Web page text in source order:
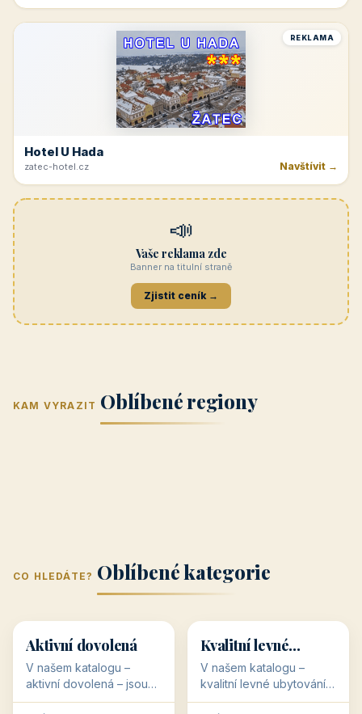
REKLAMA
Hotel U Hada
zatec-hotel.cz Navštívit →
📣
Vaše reklama zde
Banner na titulní straně
Zjistit ceník →
KAM VYRAZIT Oblíbené regiony
(Jihomoravský
kraj)
kraj)
Zlínský kraj Žilinský
Karlovarský
Střední Čechy
(Středočeský
CO HLEDÁTE? Oblíbené kategorie
🥾 36 objektů
Aktivní dovolená
V našem katalogu –
aktivní dovolená – jsou
pro Vás připraveny
💰
💰
34 objektů
Kvalitní levné
ubytování
V našem katalogu –
kvalitní levné ubytování –
jsou pro Vás připraveny